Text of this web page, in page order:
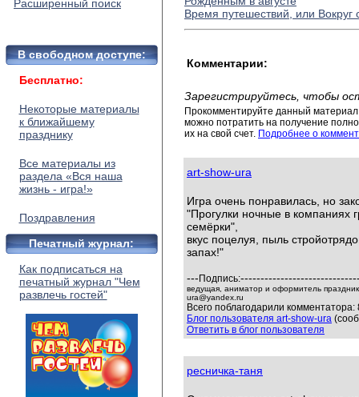
Расширенный поиск
В свободном доступе:
Бесплатно:
Некоторые материалы
к ближайшему
празднику
Все материалы из
раздела «Вся наша
жизнь - игра!»
Поздравления
Печатный журнал:
Как подписаться на
печатный журнал "Чем
развлечь гостей"
Время путешествий, или Вокруг
Комментарии:
Зарегистрируйтесь, чтобы
Прокомментируйте данный
можно потратить на получение
их на свой счет. Подробнее о
art-show-ura
Игра очень понравилась, но
"Прогулки ночные в компаниях
семёрки",
вкус поцелуя, пыль
запах!"
--- Подпись:
ведущая, аниматор и оформитель
ura@yandex.ru
Всего поблагодарили
Блог пользователя art-show-ura
Ответить в блог пользователя
ресничка-таня